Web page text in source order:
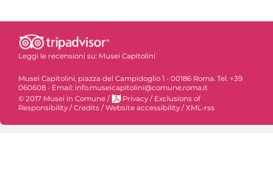
Leggi le recensioni su: Musei Capitolini
Musei Capitolini, piazza del Campidoglio 1 - 00186 Roma. Tel. +39
060608 - Email: info.museicapitolini@comune.roma.it
© 2017 Musei in Comune / Privacy / Exclusions of
Responsibility / Credits / Website accessibility / XML-rss